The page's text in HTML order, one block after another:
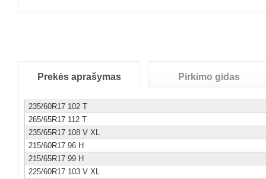
Prekės aprašymas Pirkimo gidas
235/60R17 102 T
265/65R17 112 T
235/65R17 108 V XL
215/60R17 96 H
215/65R17 99 H
225/60R17 103 V XL